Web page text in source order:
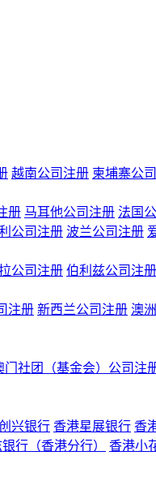
越南公司注册 柬埔寨公
册 马耳他公司注册 法国
公司注册 波兰公司注册
公司注册 伯利兹公司注册
注册 新西兰公司注册 澳
门社团（基金会）公司注
兴银行 香港星展银行 香
行（香港分行） 香港小